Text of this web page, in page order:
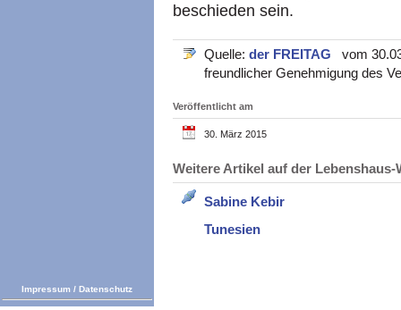
beschieden sein.
Quelle: der FREITAG
vom
freundlicher Genehmigung des
Veröffentlicht am
30. März 2015
Weitere Artikel auf der
Sabine Kebir
Tunesien
Impressum / Datenschutz